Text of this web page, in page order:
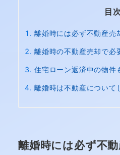
目次
離婚時には必ず不動産売
離婚時の不動産売却で必
住宅ローン返済中の物件
離婚時は不動産について
離婚時には必ず不